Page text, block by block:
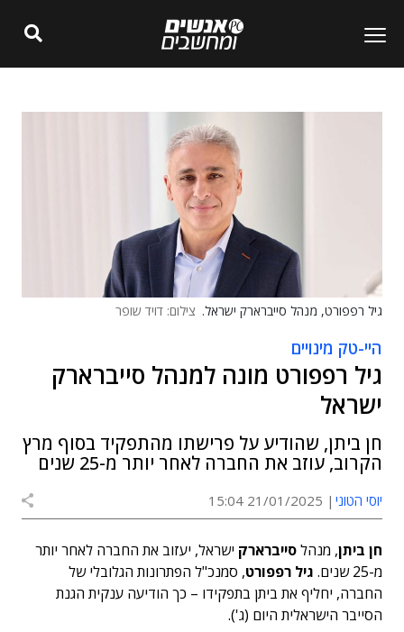
גיל רפפורט, מנהל סייברארק ישראל. צילום: דויד שופר
היי-טק מינויים
גיל רפפורט מונה למנהל סייברארק
ישראל
חן ביתן, שהודיע על פרישתו מהתפקיד בסוף מרץ
הקרוב, עוזב את החברה לאחר יותר מ-25 שנים
יוסי הטוני 21/01/2025 15:04
חן ביתן, מנהלסייברארק ישראל, יעזוב את החברה לאחר יותר
מ-25 שנים.
גיל רפפורט, סמנכ"ל הפתרונות הגלובלי של
החברה, יחליף את ביתן בתפקידו – כך הודיעה ענקית הגנת
הסייבר הישראלית היום (ג').